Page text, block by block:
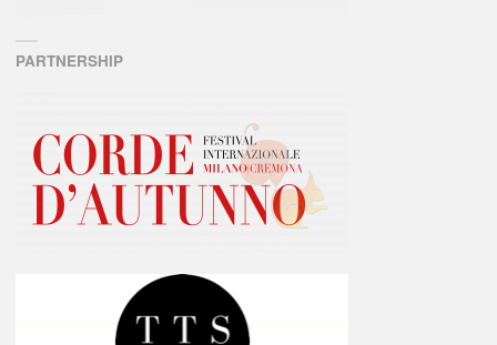
PARTNERSHIP